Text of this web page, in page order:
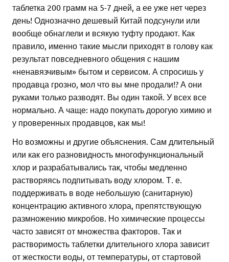
таблетка 200 грамм на 5-7 дней, а ее уже нет через
день! Однозначно дешевый Китай подсунули или
вообще обнаглели и всякую туфту продают. Как
правило, именно такие мысли приходят в голову как
результат повседневного общения с нашим
«ненавязчивым» бытом и сервисом. А спросишь у
продавца грозно, мол что вы мне продали!? А они
руками только разводят. Вы один такой. У всех все
нормально. А чаще: надо покупать дорогую химию и
у проверенных продавцов, как мы!
Но возможны и другие объяснения. Сам длительный
или как его разновидность многофункциональный
хлор и разрабатывались так, чтобы медленно
растворяясь подпитывать воду хлором. Т. е.
поддерживать в воде небольшую (санитарную)
концентрацию активного хлора, препятствующую
размножению микробов. Но химические процессы
часто зависят от множества факторов. Так и
растворимость таблетки длительного хлора зависит
от жесткости воды, от температуры, от стартовой